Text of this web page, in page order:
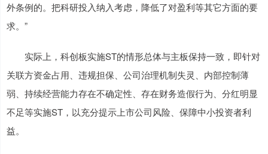
外条例的。把科研投入纳入考虑，降低了对盈利等其它方面的要
求。”
实际上，科创板实施ST的情形总体与主板保持一致，即针对
关联方资金占用、违规担保、公司治理机制失灵、内部控制薄
弱、持续经营能力存在不确定性、存在财务造假行为、分红明显
不足等实施ST，以充分提示上市公司风险、保障中小投资者利
益。